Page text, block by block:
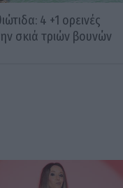
4 +1 ορεινές
σκιά τριών βουνών